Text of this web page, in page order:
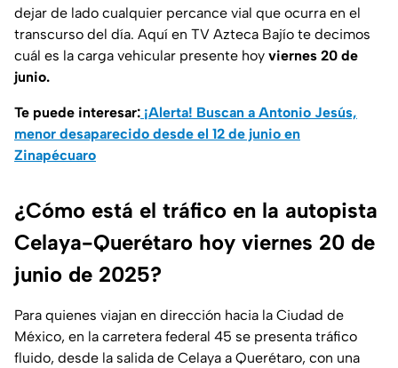
dejar de lado cualquier percance vial que ocurra en el
transcurso del día. Aquí en TV Azteca Bajío te decimos
cuál es la carga vehicular presente hoy viernes 20 de
junio.
Te puede interesar: ¡Alerta! Buscan a Antonio Jesús,
menor desaparecido desde el 12 de junio en
Zinapécuaro
¿Cómo está el tráfico en la autopista
Celaya-Querétaro hoy viernes 20 de
junio de 2025?
Para quienes viajan en dirección hacia la Ciudad de
México, en la carretera federal 45 se presenta tráfico
fluido, desde la salida de Celaya a Querétaro, con una